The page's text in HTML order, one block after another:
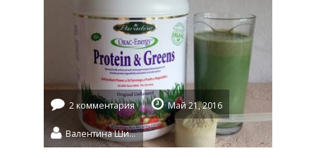
2 комментария Май 21, 2016
Валентина Шидловская